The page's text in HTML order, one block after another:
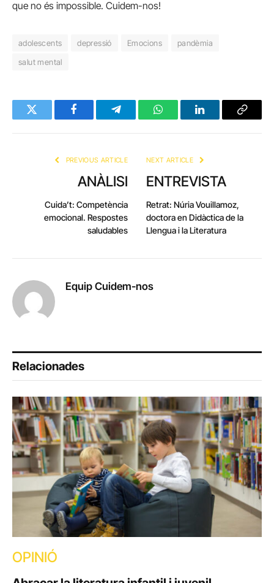
que no és impossible. Cuidem-nos!
adolescents depressió Emocions
pandèmia
salut mental
Twitter FacebookTelegramWhatsAppLinkedInCopy
PREVIOUS ARTICLE
ANÀLISI
Cuida’t: Competència
emocional. Respostes
saludables
NEXT ARTICLE
ENTREVISTA
Retrat: Núria Vouillamoz,
doctora en Didàctica de la
Llengua i la Literatura
Equip Cuidem-nos
Relacionades
OPINIÓ